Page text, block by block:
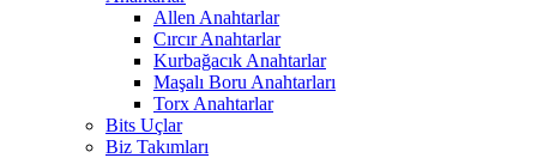
Allen Anahtarlar
Cırcır Anahtarlar
Kurbağacık Anahtarlar
Maşalı Boru Anahtarları
Torx Anahtarlar
Bits Uçlar
Biz Takımları